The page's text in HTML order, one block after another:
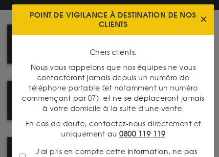
FRAIS DE PORT
MAISON FONDÉE EN 1933
NOUVEAU : CATALOGUE
POINT DE VIGILANCE À DESTINATION DE NOS
CLIENTS
Chers clients,
Nous vous rappelons que nos équipes ne vous
contacteront jamais depuis un numéro de
téléphone portable (et notamment un numéro
commençant par 07), et ne se déplaceront jamais
à votre domicile à la suite d'une vente.
En cas de doute, contactez-nous directement et
uniquement au 0800 119 119
J'ai pris en compte cette information, ne pas